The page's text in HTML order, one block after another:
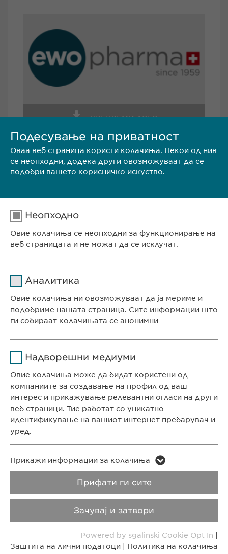
ПРЕВЗЕМИ ЛОГО
Антон Попов 1-2/3
Телефон.: +389 (0)2 511 35 99
е-пошта:info@ewopharma.mk
Евофарма АГ Претставништво Скопје
Антон Попов 1-2/3
Скопје, Северна Македонија
КОНТАКТ
info@ewopharma.mk
Заштита на лични
податоци
Политика на
колачиња
Импресум Правни напомени
Copyright © Ewopharma AG
Подесување на приватност
Оваа веб страница користи колачиња. Некои од нив
се неопходни, додека други овозможуваат да се
подобри вашето корисничко искуство.
Неопходно
Овие колачиња се неопходни за функционирање на
веб страницата и не можат да се исклучат.
sgalinski
Времетраење
Цел
согласност за колачиња
Аналитика
Овие колачиња ни овозможуваат да ја мериме и
подобриме нашата страница. Сите информации што
ги собираат колачињата се анонимни
Google
Времетраење
Име vuid
услуги
Vimeo
2 years
Цел
Collects data on users visiting the
website.
Надворешни медиуми
Овие колачиња може да бидат користени од
компаниите за создавање на профил од ваш
интерес и прикажување релевантни огласи на други
веб страници. Тие работат со уникатно
идентификување на вашиот интернет пребарувач и
уред.
LinkedIn
2 години
Tracking the use of embedded
services.
Прикажи информации за колачиња
Зачувај и затвори
Прифати ги сите
Powered by sgalinski Cookie Opt In
Заштита на лични податоци
Политика на колачиња